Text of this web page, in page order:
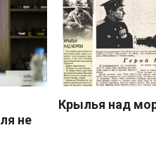
не
Крылья над